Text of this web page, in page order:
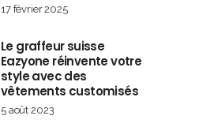
17 février 2025
Le graffeur suisse
Eazyone réinvente votre
style avec des
vêtements customisés
5 août 2023